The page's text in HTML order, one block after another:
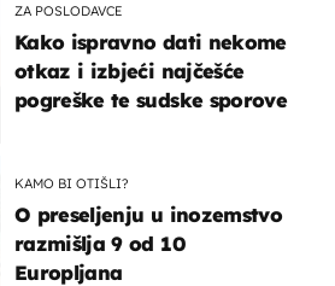
ZA POSLODAVCE
Kako ispravno dati nekome
otkaz i izbjeći najčešće
pogreške te sudske sporove
KAMO BI OTIŠLI?
O preseljenju u inozemstvo
razmišlja 9 od 10
Europljana